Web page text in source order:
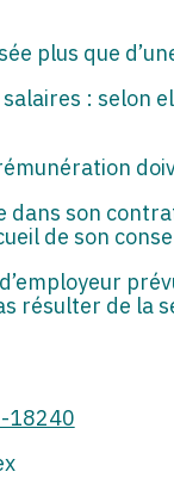
plus que
: selon
dans son
de son
résulter de la
18240